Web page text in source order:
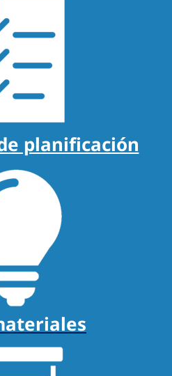
planificación